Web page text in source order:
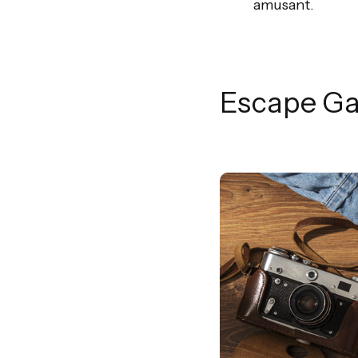
amusant.
Escape